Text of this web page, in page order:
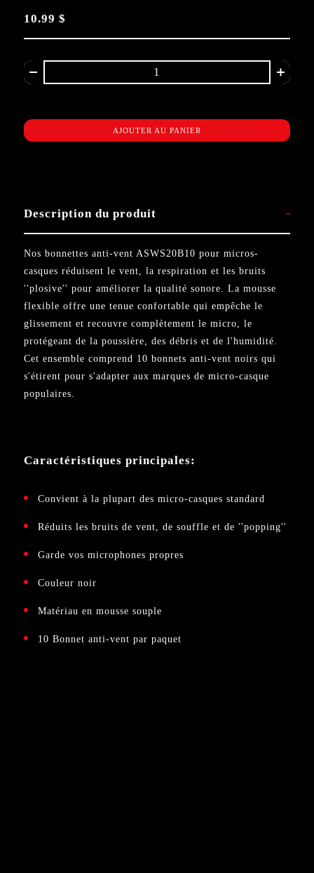
10.99 $
AJOUTER AU PANIER
Description du produit
Nos bonnettes anti-vent ASWS20B10 pour micros-
casques réduisent le vent, la respiration et les bruits
''plosive'' pour améliorer la qualité sonore. La mousse
flexible offre une tenue confortable qui empêche le
glissement et recouvre complètement le micro, le
protégeant de la poussière, des débris et de l'humidité.
Cet ensemble comprend 10 bonnets anti-vent noirs qui
s'étirent pour s'adapter aux marques de micro-casque
populaires.
Caractéristiques principales:
Convient à la plupart des micro-casques standard
Réduits les bruits de vent, de souffle et de ''popping''
Garde vos microphones propres
Couleur noir
Matériau en mousse souple
10 Bonnet anti-vent par paquet